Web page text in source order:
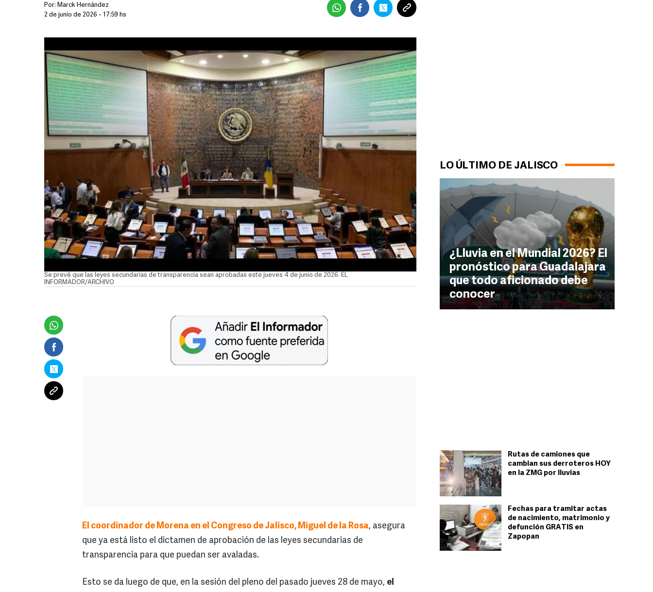
LO ÚLTIMO DE JALISCO
¿Lluvia en el Mundial 2026? El
pronóstico para Guadalajara
que todo aficionado debe
conocer
Rutas de camiones que
cambian sus derroteros HOY
en la ZMG por lluvias
Fechas para tramitar actas
de nacimiento, matrimonio y
defunción GRATIS en
Zapopan
Por: Marck Hernández
2 de junio de 2026 - 17:59 hs
Se prevé que las leyes secundarias de transparencia sean aprobadas este jueves 4 de junio de 2026. EL
INFORMADOR/ARCHIVO
El coordinador de Morena en el Congreso de Jalisco, Miguel de la Rosa, asegura
que ya está listo el dictamen de aprobación de las leyes secundarias de
transparencia para que puedan ser avaladas.
Esto se da luego de que, en la sesión del pleno del pasado jueves 28 de mayo, el